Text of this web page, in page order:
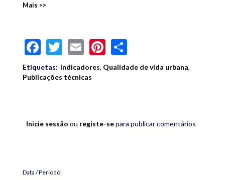
Mais >>
Facebook
Twitter
EmailPinterest
Etiquetas: Indicadores, Qualidade de vida urbana,
Publicações técnicas
Inicie sessão ou registe-separa publicar comentários
Data / Período: